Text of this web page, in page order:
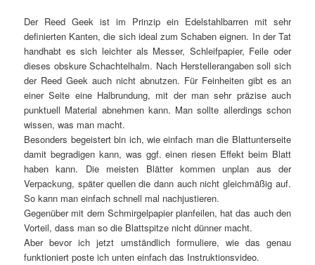
Der Reed Geek ist im Prinzip ein Edelstahlbarren mit sehr
definierten Kanten, die sich ideal zum Schaben eignen. In der Tat
handhabt es sich leichter als Messer, Schleifpapier, Feile oder
dieses obskure Schachtelhalm. Nach Herstellerangaben soll sich
der Reed Geek auch nicht abnutzen. Für Feinheiten gibt es an
einer Seite eine Halbrundung, mit der man sehr präzise auch
punktuell Material abnehmen kann. Man sollte allerdings schon
wissen, was man macht.
Besonders begeistert bin ich, wie einfach man die Blattunterseite
damit begradigen kann, was ggf. einen riesen Effekt beim Blatt
haben kann. Die meisten Blätter kommen unplan aus der
Verpackung, später quellen die dann auch nicht gleichmäßig auf.
So kann man einfach schnell mal nachjustieren.
Gegenüber mit dem Schmirgelpapier planfeilen, hat das auch den
Vorteil, dass man so die Blattspitze nicht dünner macht.
Aber bevor ich jetzt umständlich formuliere, wie das genau
funktioniert poste ich unten einfach das Instruktionsvideo.